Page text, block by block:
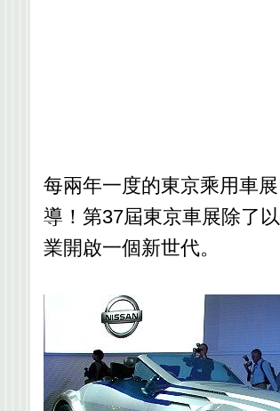
每兩年一度的東京乘用車
導！第37屆東京車展除了
業開啟一個新世代。